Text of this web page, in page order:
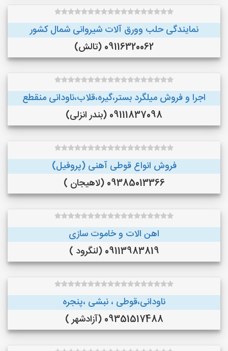
نمایندگی حلب وورق آلات شیروانی شمال کشور
09116320062 (تالش)
اجرا و فروش میلگرد بستر،گیره،قلاب،ناودانی منقطع
09111837098 (بندر انزلی)
فروش انواع قوطی آهنی (پروفیل)
09385013366 (لاهیجان )
اهن الات و خاموت سازی
09113983819 (لنگرود )
ناودانی،قوطی ، نبشی ،پنجره
09351517488 (آزادشهر )